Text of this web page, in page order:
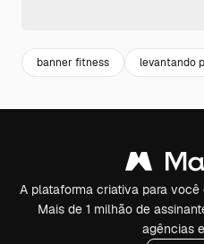
banner fitness levantando
A plataforma criativa para
Mais de 1 milhão de
agências